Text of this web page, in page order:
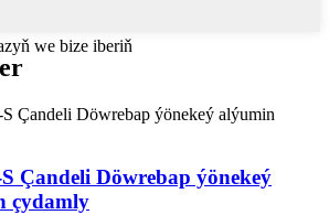
we bize iberiň
Çandeli Döwrebap ýönekeý
çydamly